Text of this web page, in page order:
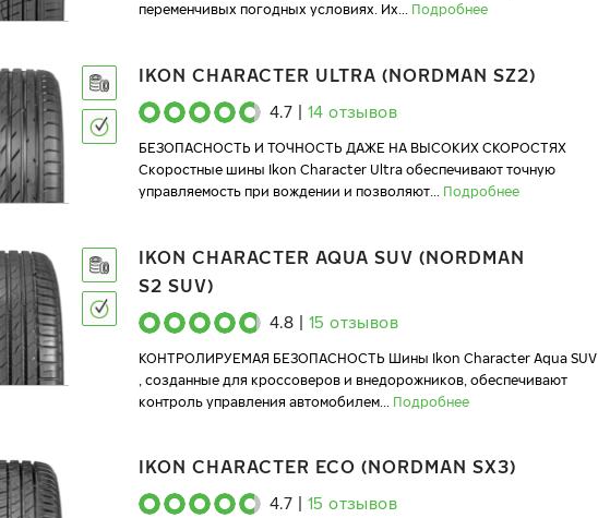
переменчивых погодных условиях. Их... Подробнее
IKON CHARACTER ULTRA (NORDMAN SZ2)
4.7 14 отзывов
БЕЗОПАСНОСТЬ И ТОЧНОСТЬ ДАЖЕ НА ВЫСОКИХ СКОРОСТЯХ
Скоростные шины Ikon Character Ultra обеспечивают точную
управляемость при вождении и позволяют... Подробнее
IKON CHARACTER AQUA SUV (NORDMAN
S2 SUV)
4.8 15 отзывов
КОНТРОЛИРУЕМАЯ БЕЗОПАСНОСТЬ Шины Ikon Character Aqua SUV
, созданные для кроссоверов и внедорожников, обеспечивают
контроль управления автомобилем... Подробнее
IKON CHARACTER ECO (NORDMAN SX3)
4.7 15 отзывов